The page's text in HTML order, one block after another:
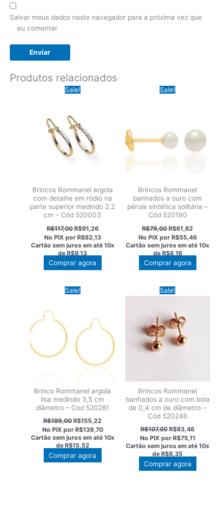
Salvar meus dados neste navegador para a próxima vez que
eu comentar.
Produtos relacionados
Sale!
Brincos Rommanel argola
com detalhe em ródio na
parte superior medindo 2,2
cm – Cód 520003
R$117,00 O
preço
original
era:
R$117,00.
R$91,26O
preço
atual
é:
R$91,26.
No PIX por R$82,13
Cartão sem juros em até 10x
de R$9,13
Comprar agora
Sale!
Brincos Rommanel
banhados a ouro com
pérola sintética solitária –
Cód 520190
R$79,00O
preço
original
era:
R$79,00.
R$61,62
preço
atual
é:
R$61,62.
No PIX por R$55,46
Cartão sem juros em até10x
deR$6,16
Comprar agora
Sale!
Brinco Rommanel argola
lisa medindo 3,5 cm
diâmetro – Cod 520281
R$199,00O
preço
original
era:
R$199,00.
R$155,22
preço
atual
é:
R$155,22.
No PIX por R$139,70
Cartão sem juros em até 10x
deR$15,52
Comprar agora
Sale!
Brincos Rommanel
banhados a ouro com bola
de 0,4 cm de diâmetro –
Cód 520246
R$107,00O
preço
original
era:
R$107,00.
R$83,46O
preço
atual
é:
No PIX por R$75,11
Cartão sem juros em até10x
de R$8,35
Comprar agora